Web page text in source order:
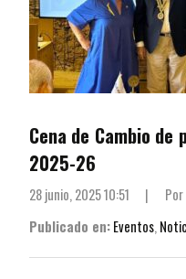
Cena de Cambio
2025-26
28 junio, 2025 10:51 | Por
Publicado en:Eventos,